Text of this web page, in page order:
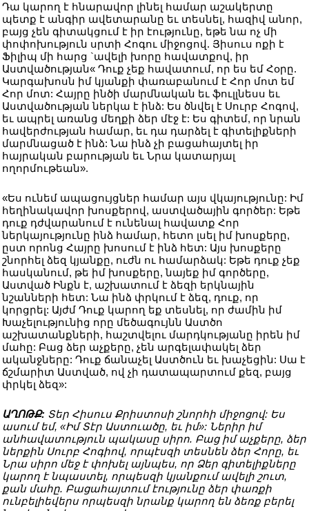
Դա կարող է հնարավոր լինել համար աշակերտը
պետք է անգիր ավետարանը եւ տեսնել, հազիվ անոր,
բայց չեն գիտակցում է իր էությունը, եթե նա ոչ մի
փոփոխություն սրտի Հոգու միջոցով. Յիսուս ոքի է
Ֆիլիպ մի հարց `ավելի խորը հավատքով, իր
Աստվածության« Դուք չեք հավատում, որ ես եմ Հօրը.
Կարգախոսն իմ կյանքի փառաբանում է Հոր մոտ եմ
Հոր մոտ: Հայրը ինծի մարմնական եւ ֆուլլնեսս եւ
Աստվածության ներկա է ինձ: Ես ծնվել է Սուրբ Հոգով,
եւ ապրել առանց մեղքի ձեր մէջ է: Ես գիտեմ, որ նրան
հավերժության համար, եւ դա դարձել է գիտելիքների
մարմնացած է ինձ: Նա ինձ չի բացահայտել իր
հայրական բարության եւ Նրա կատարյալ
ողորմութեան».
«Ես ունեմ ապացույցներ համար այս վկայությունը: Իմ
հեղինակավոր խոսքերով, աստվածային գործեր: Եթե
դուք դժվարանում է ունենալ հավատք Հոր
ներկայությունը ինձ համար, հետո լսել իմ խոսքերը,
ըստ որոնց Հայրը խոսում է ինձ հետ: Այս խոսքերը
շնորհել ձեզ կյանքը, ուժն ու համարձակ: Եթե դուք չեք
հասկանում, թե իմ խոսքերը, նայեք իմ գործերը,
Աստված Ինքն է, աշխատում է ձեզի երկնային
նշանների հետ: Նա ինձ փրկում է ձեզ, դուք, որ
կորցրել: Այժմ Դուք կարող եք տեսնել, որ ժամին իմ
Խաչելությունից որը մեծագույնն Աստծո
աշխատանքների, հաշտվելու մարդկությանը իրեն իմ
մահը: Բաց ձեր աչքերը, չեն արգելափակել ձեր
ականջները: Դուք ճանաչել Աստծուն եւ խաչեցին: Սա է
ճշմարիտ Աստված, ով չի դատապարտում քեզ, բայց
փրկել ձեզ»:
ԱՂՈԹՔ: Տեր Հիսուս Քրիստոսի շնորհի միջոցով: Ես
ասում եմ, «Իմ Տէր Աստուածը, եւ իմ»: Ներիր իմ
անհավատություն պակասը սիրո. Բաց իմ աչքերը, ձեր
ներքին Սուրբ Հոգիով, որպէսզի տեսնեն ձեր Հորը, եւ
Նրա սիրո մեջ է փոխել այնպես, որ Ձեր գիտելիքները
կարող է նպաստել, որպեսզի կյանքում ավելի շուտ,
քան մահը. Բացահայտում էությունը ձեր փառքի
ունբելիեվերս որպեսզի նրանք կարող են ձեռք բերել